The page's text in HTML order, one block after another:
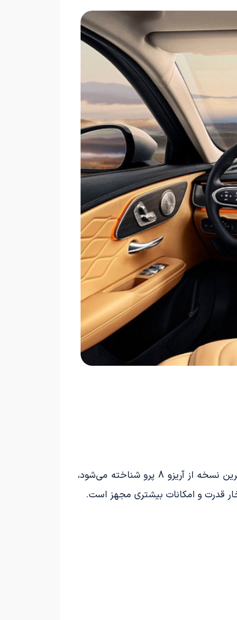
چری آریزو 8 پرو 400T با قیمت 147,900 یوان (معادل 21 هزار دلار) به بازار عرضه شده است. اگرچه این مدل به عنوان قوی‌ترین نسخه از آریزو 8 پرو شناخته می‌شود،